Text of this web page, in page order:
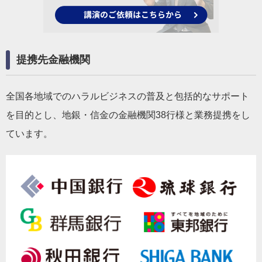
提携先金融機関
全国各地域でのハラルビジネスの普及と包括的なサポート
を目的とし、地銀・信金の金融機関38行様と業務提携をし
ています。